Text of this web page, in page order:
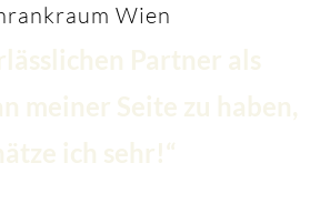
Wien
Partner als
meiner Seite zu haben,
ich sehr!“